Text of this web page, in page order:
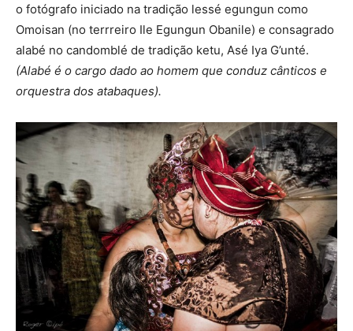
o fotógrafo iniciado na tradição lessé egungun como
Omoisan (no terrreiro Ile Egungun Obanile) e consagrado
alabé no candomblé de tradição ketu, Asé Iya G’unté.
(Alabé é o cargo dado ao homem que conduz cânticos e
orquestra dos atabaques).